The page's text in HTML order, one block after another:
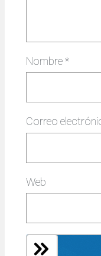
Nombre*
Correo
Web